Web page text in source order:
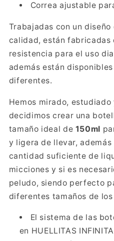
Correa ajustable
Trabajadas con un
calidad, están fabricadas
resistencia para el uso
además están
diferentes.
Hemos mirado,
decidimos crear una
tamaño ideal de 150ml
y ligera de llevar,
cantidad suficiente de
micciones y si es
peludo, siendo perfecto
diferentes tamaños de
El sistema de las
en HUELLITAS